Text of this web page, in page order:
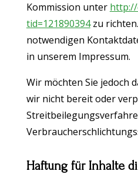
Kommission unter http://
tid=121890394zu
notwendigen
in unserem Impressum.
Wir möchten Sie jedoch
wir nicht bereit oder
Haftung für Inhalte